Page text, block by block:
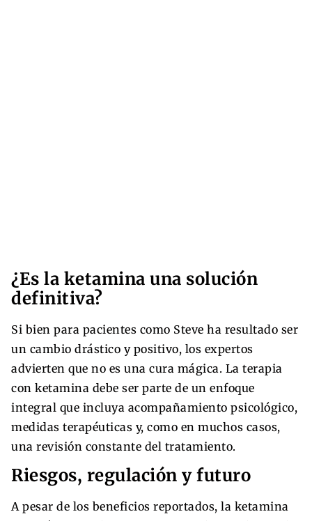
¿Es la ketamina una solución
definitiva?
Si bien para pacientes como Steve ha resultado ser
un cambio drástico y positivo, los expertos
advierten que no es una cura mágica. La terapia
con ketamina debe ser parte de un enfoque
integral que incluya acompañamiento psicológico,
medidas terapéuticas y, como en muchos casos,
una revisión constante del tratamiento.
Riesgos, regulación y futuro
A pesar de los beneficios reportados, la ketamina